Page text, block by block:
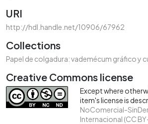
URI
http://hdl.handle.net/10906/67962
Collections
Papel de colgadura: vademécum gráfico y
Creative Commons license
Except where
item's license is
NoComercial-
Internacional (CC